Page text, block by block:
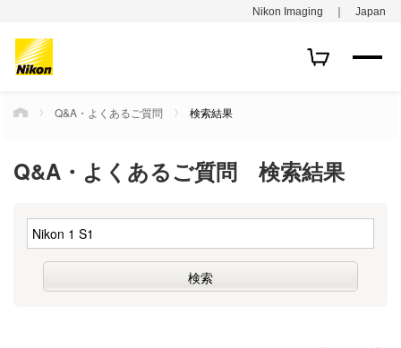
Nikon Imaging ｜ Japan
HOMEQ&A・よくあるご質問 検索結果
Q&A・よくあるご質問 検索結果